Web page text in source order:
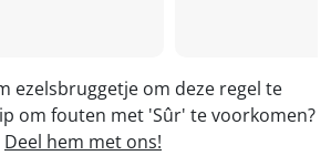
ezelsbruggetje om deze regel te
om fouten met 'Sûr' te voorkomen?
Deel hem met ons!